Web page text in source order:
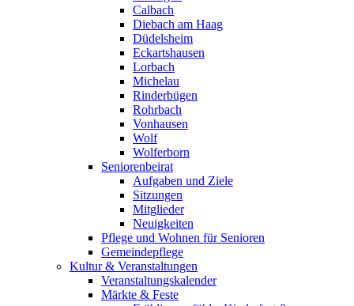
Calbach
Diebach am Haag
Düdelsheim
Eckartshausen
Lorbach
Michelau
Rinderbügen
Rohrbach
Vonhausen
Wolf
Wolferborn
Seniorenbeirat
Aufgaben und Ziele
Sitzungen
Mitglieder
Neuigkeiten
Pflege und Wohnen für Senioren
Gemeindepflege
Kultur & Veranstaltungen
Veranstaltungskalender
Märkte & Feste